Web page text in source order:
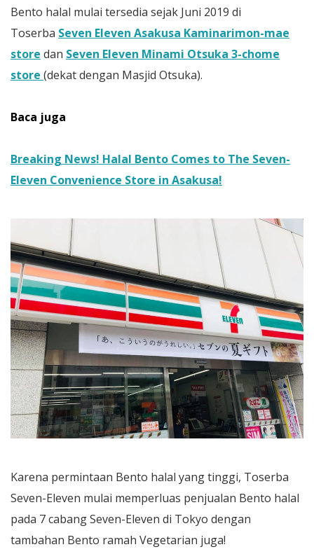
Bento halal mulai tersedia sejak Juni 2019 di
Toserba Seven Eleven Asakusa Kaminarimon-mae
store dan Seven Eleven Minami Otsuka 3-chome
store (dekat dengan Masjid Otsuka).
Baca juga
Breaking News! Halal Bento Comes to The Seven-
Eleven Convenience Store in Asakusa!
Karena permintaan Bento halal yang tinggi, Toserba
Seven-Eleven mulai memperluas penjualan Bento halal
pada 7 cabang Seven-Eleven di Tokyo dengan
tambahan Bento ramah Vegetarian juga!